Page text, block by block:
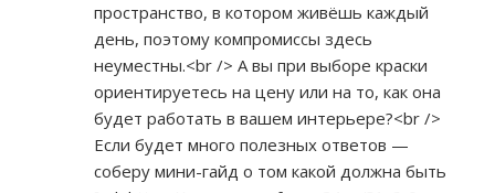
пространство, в котором живёшь каждый
день, поэтому компромиссы здесь
неуместны.<br /> А вы при выборе краски
ориентируетесь на цену или на то, как она
будет работать в вашем интерьере?<br />
Если будет много полезных ответов —
соберу мини-гайд о том какой должна быть